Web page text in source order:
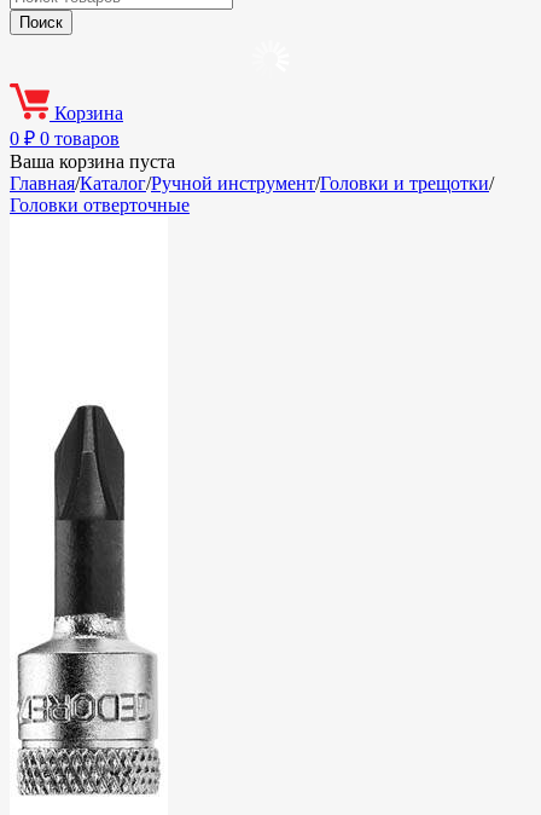
Корзина
0 ₽ 0 товаров
Ваша корзина пуста
Главная/Каталог/Ручной инструмент/Головки и трещотки/
Головки отверточные